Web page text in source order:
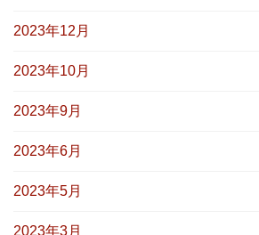
2023年12月
2023年10月
2023年9月
2023年6月
2023年5月
2023年3月